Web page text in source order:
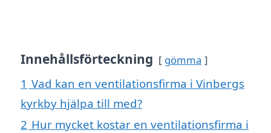
Innehållsförteckning gömma
1 Vad kan en ventilationsfirma i Vinbergs
kyrkby hjälpa till med?
2 Hur mycket kostar en ventilationsfirma i